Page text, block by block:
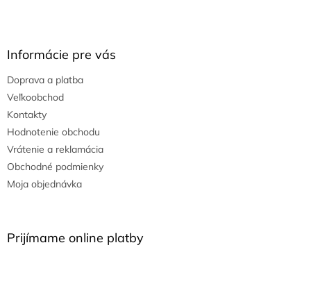
Informácie pre vás
Doprava a platba
Veľkoobchod
Kontakty
Hodnotenie obchodu
Vrátenie a reklamácia
Obchodné podmienky
Moja objednávka
Prijímame online platby